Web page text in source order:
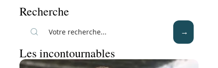
Recherche
Les incontournables